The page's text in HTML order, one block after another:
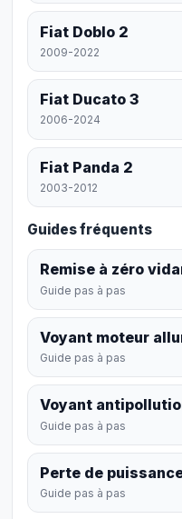
Fiat Doblo 2
2009-2022
Fiat Ducato 3
2006-2024
Fiat Panda 2
2003-2012
Guides fréquents
Remise à zéro
Guide pas à pas
Voyant moteur
Guide pas à pas
Voyant
Guide pas à pas
Perte de
Guide pas à pas